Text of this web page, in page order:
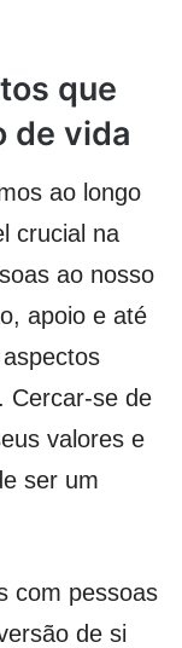
que
de vida
ao longo
crucial na
ao nosso
apoio e até
Cercar-se de
valores e
ser um
com pessoas
de si